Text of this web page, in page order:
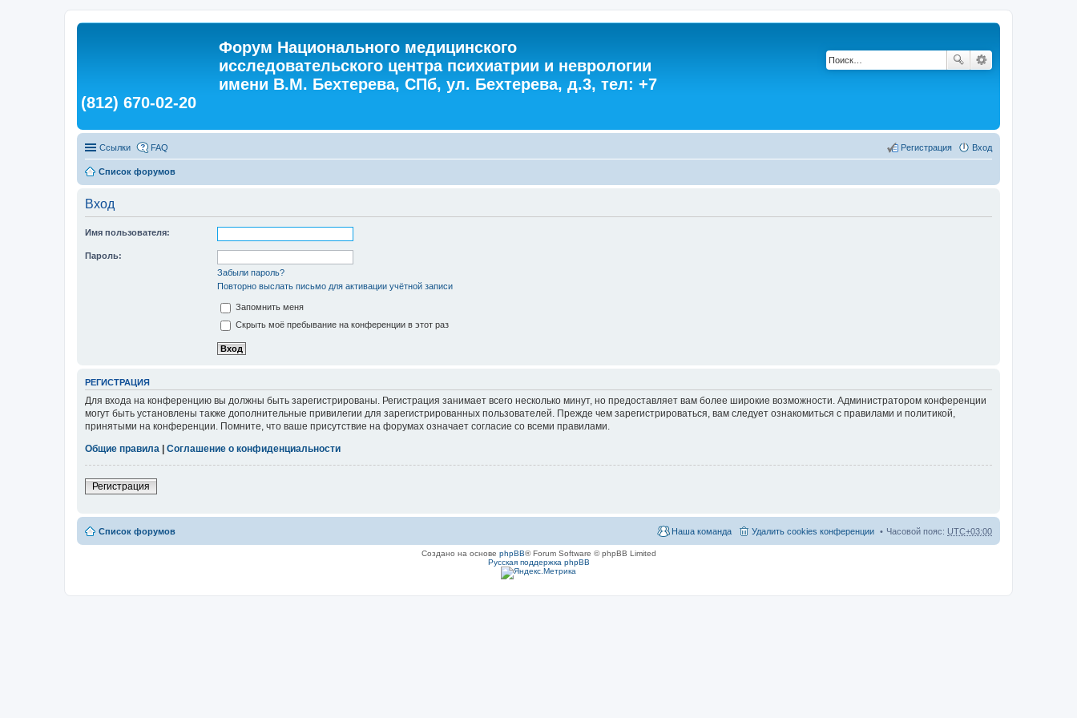
Форум Национального медицинского
исследовательского центра психиатрии и неврологии
имени В.М. Бехтерева, СПб, ул. Бехтерева, д.3, тел: +7
(812) 670-02-20
Ссылки FAQ Вход
Регистрация
Список форумов
Вход
Имя пользователя:
Пароль:
Забыли пароль?
Повторно выслать письмо для активации учётной записи
Запомнить меня
Скрыть моё пребывание на конференции в этот раз
РЕГИСТРАЦИЯ
Для входа на конференцию вы должны быть зарегистрированы. Регистрация занимает всего несколько минут, но предоставляет вам более широкие возможности. Администратором конференции
могут быть установлены также дополнительные привилегии для зарегистрированных пользователей. Прежде чем зарегистрироваться, вам следует ознакомиться с правилами и политикой,
принятыми на конференции. Помните, что ваше присутствие на форумах означает согласие со всеми правилами.
Общие правила
Соглашение о конфиденциальности
Регистрация
Список форумов Часовой пояс: UTC+03:00
Удалить cookies конференции
Наша команда
Создано на основе phpBB® Forum Software © phpBB Limited
Русская поддержка phpBB